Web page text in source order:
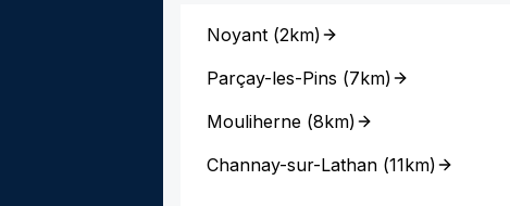
Noyant (2km)
Parçay-les-Pins (7km)
Mouliherne (8km)
Channay-sur-Lathan (11km)